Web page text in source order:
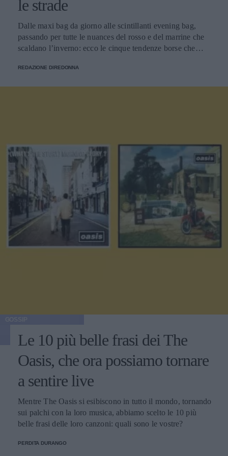
le strade
Dalle maxi bag da giorno alle scintillanti evening bag,
passando per tutte le nuances del rosso e del marrine che
scaldano l’inverno: ecco le cinque tendenze borse che
REDAZIONE DIREDONNA
Le 10 più belle frasi dei The
Oasis, che ora possiamo tornare
a sentire live
Mentre The Oasis si esibiscono in tutto il mondo, tornando
sui palchi con la loro musica, abbiamo scelto le 10 più
belle frasi delle loro canzoni: quali sono le vostre?
PERDITA DURANGO